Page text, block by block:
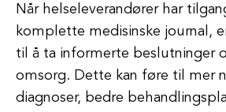
Når helseleverandører har
komplette medisinske journal,
til å ta informerte beslutninger
omsorg. Dette kan føre til mer
diagnoser, bedre